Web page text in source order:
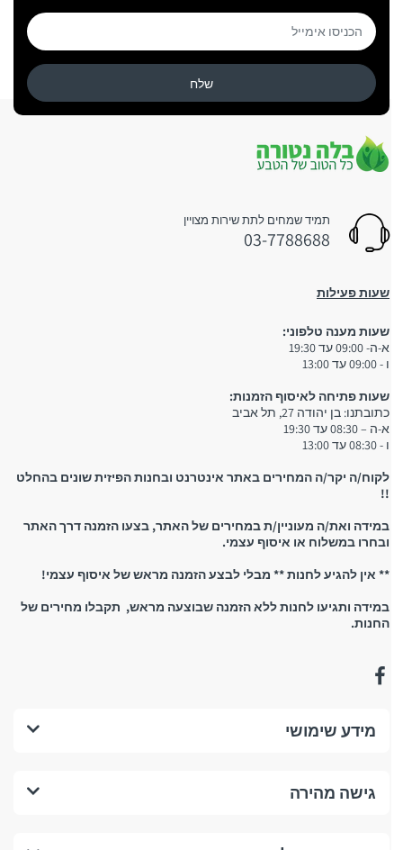
שלח
תמיד שמחים לתת שירות מצויין
03-7788688
שעות פעילות
שעות מענה טלפוני:
א-ה- 09:00 עד 19:30
שעות פתיחה לאיסוף הזמנות:
כתובתנו: בן יהודה 27, תל אביב
א-ה – 08:30 עד 19:30
לקוח/ה יקר/ה המחירים באתר אינטרנט ובחנות הפיזית שונים בהחלט
במידה ואת/ה מעוניין/ת במחירים של האתר, בצעו הזמנה דרך האתר
ובחרו במשלוח או איסוף עצמי.
** אין להגיע לחנות ** מבלי לבצע הזמנה מראש של איסוף עצמי!
במידה ותגיעו לחנות ללא הזמנה שבוצעה מראש, תקבלו מחירים של
החנות.
מידע שימושי
גישה מהירה